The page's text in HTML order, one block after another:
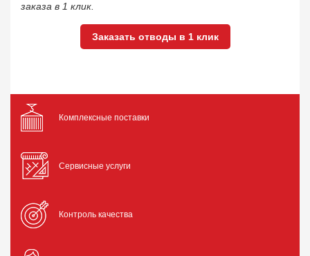
заказа в 1 клик.
Заказать отводы в 1 клик
Комплексные поставки
Сервисные услуги
Контроль качества